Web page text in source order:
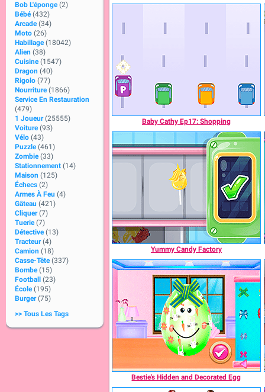
Bob L'éponge (2)
Bébé (432)
Arcade (34)
Moto (26)
Habillage (18042)
Alien (38)
Cuisine (1547)
Dragon (40)
Rigolo (77)
Nourriture (1866)
Service En Restauration
(479)
1 Joueur (25555)
Voiture (93)
Vélo (43)
Puzzle (461)
Zombie (33)
Stationnement (14)
Maison (125)
Échecs (2)
Armes À Feu (4)
Gâteau (421)
Cliquer (7)
Tuerie (7)
Détective (13)
Tracteur (4)
Camion (18)
Casse-Tête (337)
Bombe (15)
Football
(23)
École (195)
Burger (75)
>> Tous Les Tags
Baby Cathy Ep17: Shopping
Yummy Candy Factory
Bestie's Hidden and Decorated Egg